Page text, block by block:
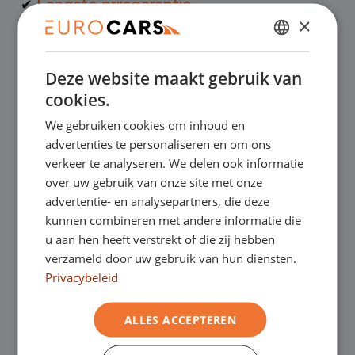
✔Laagste prijsgarantie
Online kopen, niet goed geld terug
Financial lease – Soepele acceptatie
Gratis thuisbezorgd bij online aankoop
Onze showrooms
Je bent van harte welkom in een van onze
showrooms om de occasions te bekijken –
en natuurlijk voor een lekkere kop koffie!
kunt in Asten terecht voor onze
DUTCH
ENGLISH
×
Deze website maakt gebruik van
cookies.
We gebruiken cookies om inhoud en
advertenties te personaliseren en om ons
verkeer te analyseren. We delen ook informatie
over uw gebruik van onze site met onze
advertentie- en analysepartners, die deze
kunnen combineren met andere informatie die
u aan hen heeft verstrekt of die zij hebben
verzameld door uw gebruik van hun diensten.
Privacybeleid
ALLES ACCEPTEREN